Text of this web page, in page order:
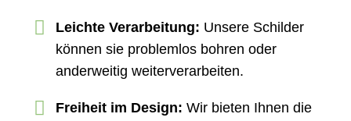
Leichte Verarbeitung: Unsere Schilder
können sie problemlos bohren oder
anderweitig weiterverarbeiten.
Freiheit im Design:Wir bieten Ihnen die